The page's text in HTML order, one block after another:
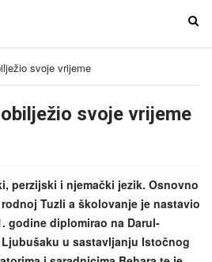
T
e
i
g
t
svoje vrijeme
svoje vrijeme
perzijski i njemački jezik. Osnovno
Tuzli a školovanje je nastavio
godine diplomirao na Darul-
u sastavljanju Istočnog